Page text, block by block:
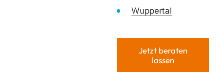
Wuppertal
Jetzt beraten
lassen